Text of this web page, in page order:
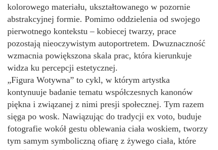
kolorowego materiału, ukształtowanego w pozornie
abstrakcyjnej formie. Pomimo oddzielenia od swojego
pierwotnego kontekstu – kobiecej twarzy, prace
pozostają nieoczywistym autoportretem. Dwuznaczność
wzmacnia powiększona skala prac, która kierunkuje
widza ku percepcji estetycznej.
„Figura Wotywna” to cykl, w którym artystka
kontynuuje badanie tematu współczesnych kanonów
piękna i związanej z nimi presji społecznej. Tym razem
sięga po wosk. Nawiązując do tradycji ex voto, buduje
fotografie wokół gestu oblewania ciała woskiem, tworzy
tym samym symboliczną ofiarę z żywego ciała, które